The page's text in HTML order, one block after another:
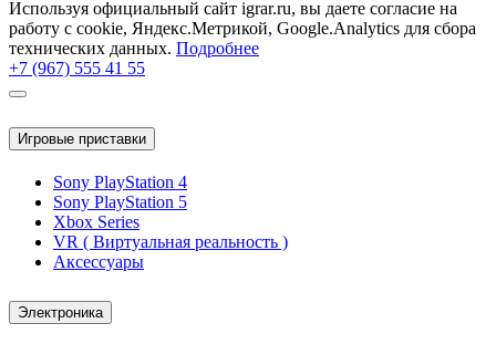
Используя официальный сайт igrar.ru, вы даете согласие на
работу с cookie, Яндекс.Метрикой, Google.Analytics для сбора
технических данных. Подробнее
+7 (967) 555 41 55
Игровые приставки
Sony PlayStation 4
Sony PlayStation 5
Xbox Series
VR ( Виртуальная реальность )
Аксессуары
Электроника